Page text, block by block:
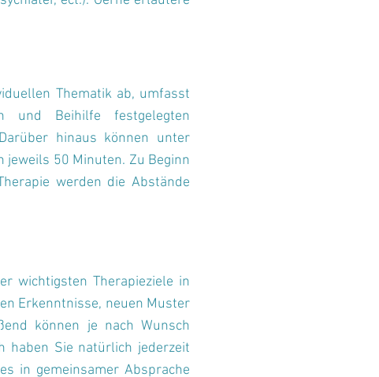
Thematik ab, umfasst
und Beihilfe festgelegten
hinaus können unter
jeweils 50 Minuten. Zu Beginn
werden die Abstände
wichtigsten Therapieziele in
Erkenntnisse, neuen Muster
können je nach Wunsch
haben Sie natürlich jederzeit
in gemeinsamer Absprache